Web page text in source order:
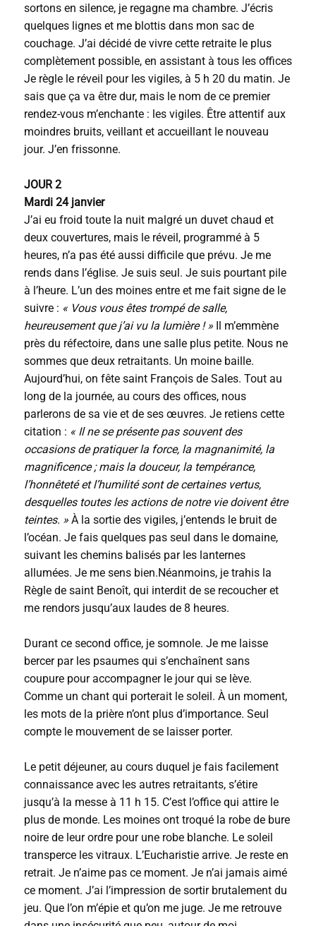
sortons en silence, je regagne ma chambre. J’écris
quelques lignes et me blottis dans mon sac de
couchage. J’ai décidé de vivre cette retraite le plus
complètement possible, en assistant à tous les offices
Je règle le réveil pour les vigiles, à 5 h 20 du matin. Je
sais que ça va être dur, mais le nom de ce premier
rendez-vous m’enchante : les vigiles. Être attentif aux
moindres bruits, veillant et accueillant le nouveau
jour. J’en frissonne.
JOUR 2
Mardi 24 janvier
J’ai eu froid toute la nuit malgré un duvet chaud et
deux couvertures, mais le réveil, programmé à 5
heures, n’a pas été aussi difficile que prévu. Je me
rends dans l’église. Je suis seul. Je suis pourtant pile
à l’heure. L’un des moines entre et me fait signe de le
suivre : « Vous vous êtes trompé de salle,
heureusement que j’ai vu la lumière ! »Il m’emmène
près du réfectoire, dans une salle plus petite. Nous ne
sommes que deux retraitants. Un moine baille.
Aujourd’hui, on fête saint François de Sales. Tout au
long de la journée, au cours des offices, nous
parlerons de sa vie et de ses œuvres. Je retiens cette
citation : « Il ne se présente pas souvent des
occasions de pratiquer la force, la magnanimité, la
magnificence ; mais la douceur, la tempérance,
l’honnêteté et l’humilité sont de certaines vertus,
desquelles toutes les actions de notre vie doivent être
teintes. »À la sortie des vigiles, j’entends le bruit de
l’océan. Je fais quelques pas seul dans le domaine,
suivant les chemins balisés par les lanternes
allumées. Je me sens bien.Néanmoins, je trahis la
Règle de saint Benoît, qui interdit de se recoucher et
me rendors jusqu’aux laudes de 8 heures.
Durant ce second office, je somnole. Je me laisse
bercer par les psaumes qui s’enchaînent sans
coupure pour accompagner le jour qui se lève.
Comme un chant qui porterait le soleil. À un moment,
les mots de la prière n’ont plus d’importance. Seul
compte le mouvement de se laisser porter.
Le petit déjeuner, au cours duquel je fais facilement
connaissance avec les autres retraitants, s’étire
jusqu’à la messe à 11 h 15. C’est l’office qui attire le
plus de monde. Les moines ont troqué la robe de bure
noire de leur ordre pour une robe blanche. Le soleil
transperce les vitraux. L’Eucharistie arrive. Je reste en
retrait. Je n’aime pas ce moment. Je n’ai jamais aimé
ce moment. J’ai l’impression de sortir brutalement du
jeu. Que l’on m’épie et qu’on me juge. Je me retrouve